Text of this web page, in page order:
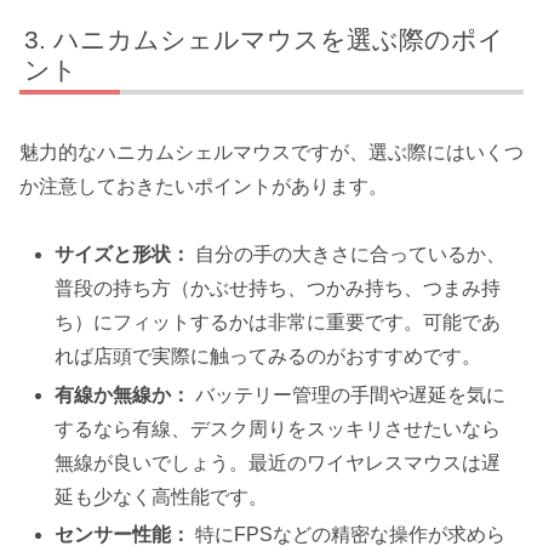
ハニカムシェルマウスを選ぶ際のポイ
ント
魅力的なハニカムシェルマウスですが、選ぶ際にはいくつ
か注意しておきたいポイントがあります。
サイズと形状：
自分の手の大きさに合っているか、
普段の持ち方（かぶせ持ち、つかみ持ち、つまみ持
ち）にフィットするかは非常に重要です。可能であ
れば店頭で実際に触ってみるのがおすすめです。
有線か無線か： バッテリー管理の手間や遅延を気に
するなら有線、デスク周りをスッキリさせたいなら
無線が良いでしょう。最近のワイヤレスマウスは遅
延も少なく高性能です。
センサー性能： 特にFPSなどの精密な操作が求めら